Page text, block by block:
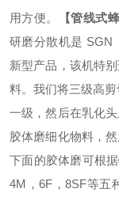
用方便。
【管线式
研磨分散机是 SGN
新型产品，该机特
料。我们将三级高
一级，然后在乳化
胶体磨细化物料，
下面的胶体磨可根
4M，6F，8SF等五